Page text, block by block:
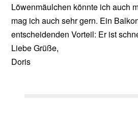
Löwenmäulchen könnte ich auch
mag ich auch sehr gern. Ein
entscheidenden Vorteil: Er ist
Liebe Grüße,
Doris